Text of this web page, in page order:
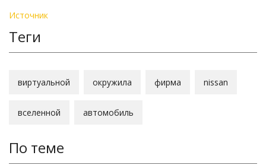
Источник
Теги
виртуальной окружила фирма nissan
вселенной автомобиль
По теме